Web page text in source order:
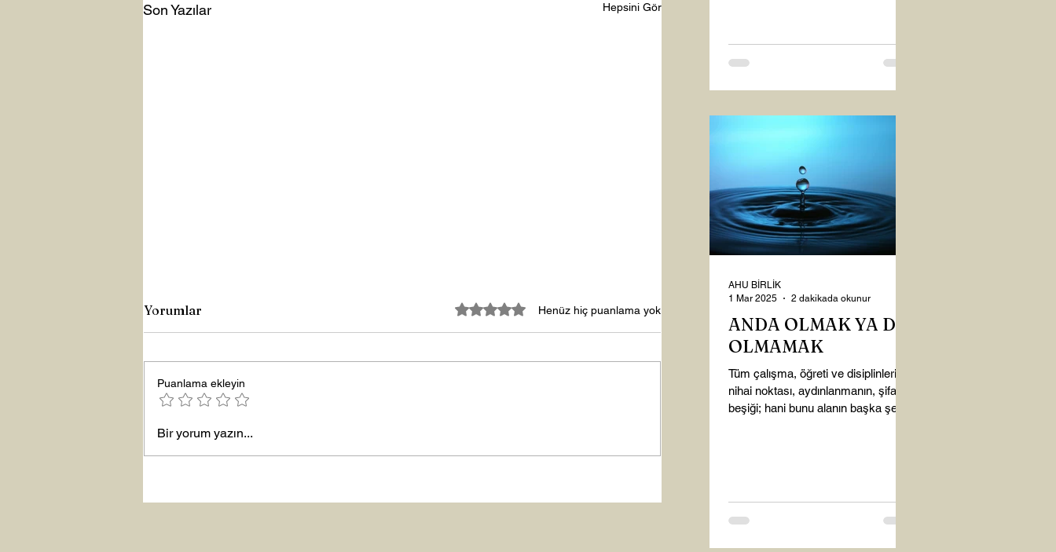
Son Yazılar Hepsini Gör
Yeni Yıla Merhaba
Yorumlar 5 üzerinden 0 yıldızHenüz hiç puanlama yok
Puanlama ekleyin
Bir yorum yazın...
ANDA OLMAK YA DA
OLMAMAK
Tüm çalışma, öğreti ve disiplinlerin
nihai noktası, aydınlanmanın, şifanın
beşiği; hani bunu alanın başka şey
AHU BİRLİK
1 Mar 2025
2 dakikada okunur